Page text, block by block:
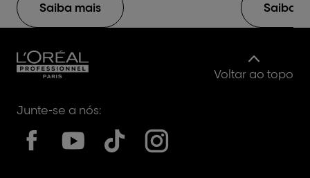
Saiba mais Saiba
Voltar ao topo
Junte-se a nós: